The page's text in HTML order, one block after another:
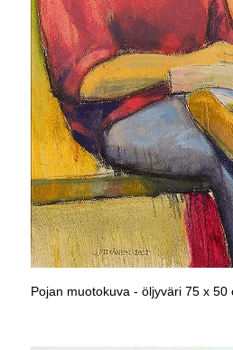
Pojan muotokuva - öljyväri 75 x 50